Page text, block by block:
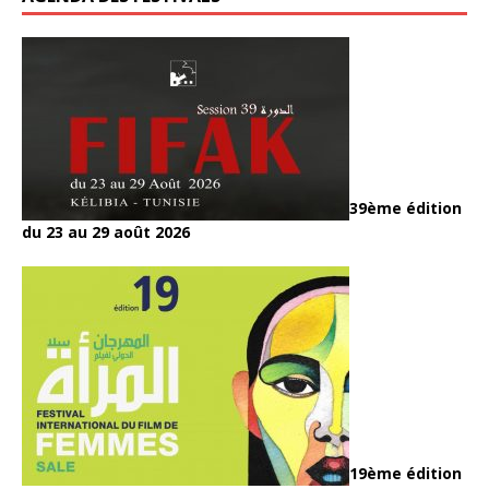
39ème édition
du 23 au 29 août 2026
19ème édition